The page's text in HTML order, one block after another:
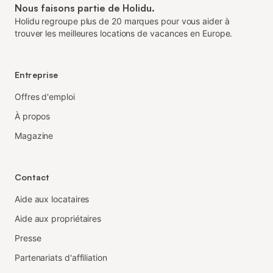
Nous faisons partie de Holidu.
Holidu regroupe plus de 20 marques pour vous aider à
trouver les meilleures locations de vacances en Europe.
Entreprise
Offres d'emploi
À propos
Magazine
Contact
Aide aux locataires
Aide aux propriétaires
Presse
Partenariats d'affiliation